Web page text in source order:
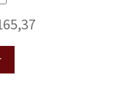
Huidige